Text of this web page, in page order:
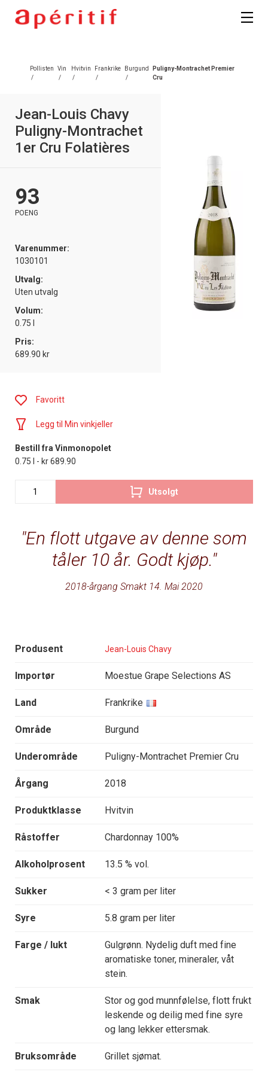
Pollisten
/
Vin
/
Hvitvin
/
Frankrike
/
Burgund
/
Puligny-Montrachet Premier
Cru
Jean-Louis Chavy
Puligny-Montrachet
1er Cru Folatières
93
POENG
Varenummer:
1030101
Utvalg:
Uten utvalg
Volum:
0.75 l
Pris:
689.90 kr
En flott utgave av denne som
tåler 10 år. Godt kjøp.
2018-årgang Smakt 14. Mai 2020
Produsent Jean-Louis Chavy
Importør Moestue Grape Selections AS
Land Frankrike
Område Burgund
Underområde Puligny-Montrachet Premier Cru
Årgang 2018
Produktklasse Hvitvin
Råstoffer Chardonnay 100%
Alkoholprosent 13.5 % vol.
Sukker < 3 gram per liter
Syre 5.8 gram per liter
Farge / lukt
Gulgrønn. Nydelig duft med fine
aromatiske toner, mineraler, våt
stein.
Smak
Stor og god munnfølelse, flott frukt
leskende og deilig med fine syre
og lang lekker ettersmak.
Bruksområde Grillet sjømat.
Favoritt
Legg til Min vinkjeller
Bestill fra Vinmonopolet
0.75 l - kr 689.90
Utsolgt